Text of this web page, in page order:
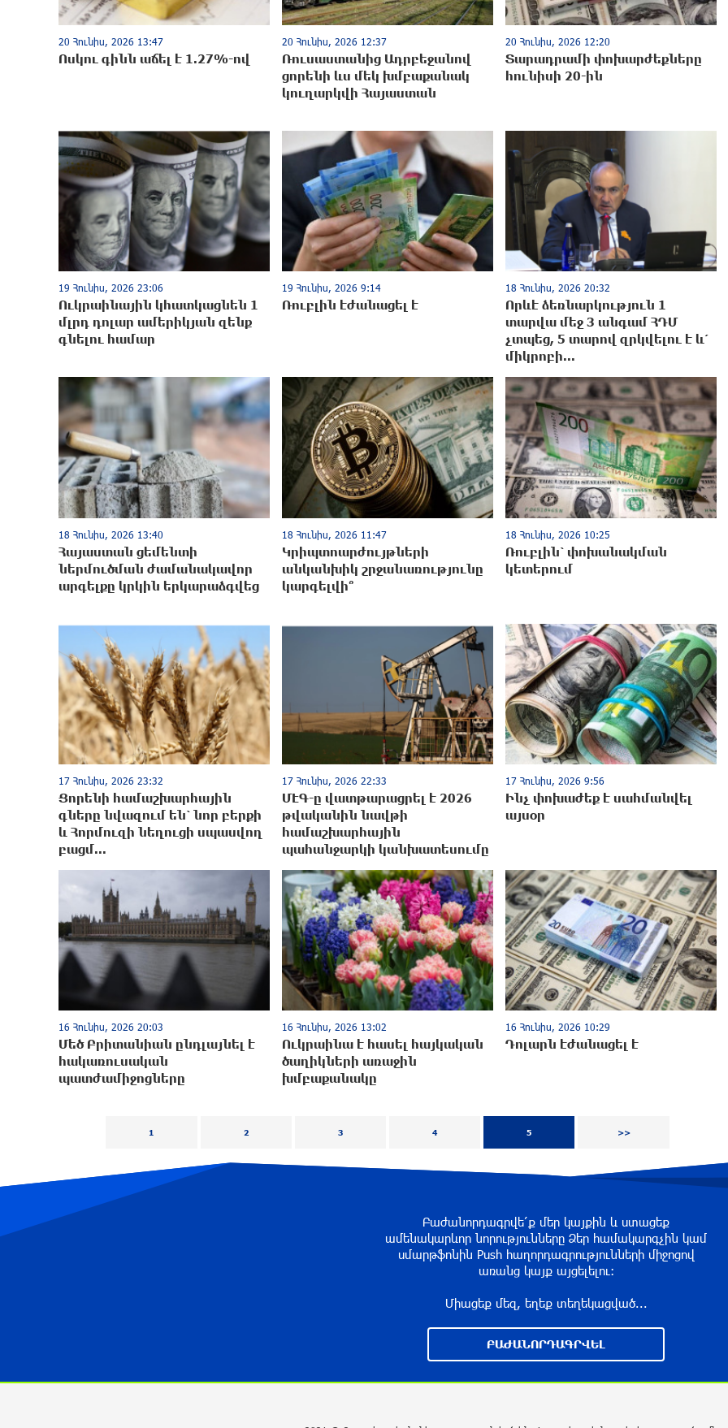
20 Հունիս, 2026 13:47
Ոսկու գինն աճել է 1.27%-ով
20 Հունիս, 2026 12:37
Ռուսաստանից Ադրբեջանով
ցորենի ևս մեկ խմբաքանակ
կուղարկվի Հայաստան
20 Հունիս, 2026 12:20
Տարադրամի փոխարժեքները
հունիսի 20-ին
19 Հունիս, 2026 23:06
Ուկրաինային կհատկացնեն 1
մլրդ դոլար ամերիկյան զենք
գնելու համար
19 Հունիս, 2026 9:14
Ռուբլին էժանացել է
18 Հունիս, 2026 20:32
Որևէ ձեռնարկություն 1
տարվա մեջ 3 անգամ ՀԴՄ
չտպեց, 5 տարով զրկվելու է և՛
միկրոբի...
18 Հունիս, 2026 13:40
Հայաստան ցեմենտի
ներմուծման ժամանակավոր
արգելքը կրկին երկարաձգվեց
18 Հունիս, 2026 11:47
Կրիպտոարժույթների
անկանխիկ շրջանառությունը
կարգելվի՞
18 Հունիս, 2026 10:25
Ռուբլին՝ փոխանակման
կետերում
17 Հունիս, 2026 23:32
Ցորենի համաշխարհային
գները նվազում են՝ նոր բերքի
և Հորմուզի նեղուցի սպասվող
բացմ...
17 Հունիս, 2026 22:33
ՄԷԳ-ը վատթարացրել է 2026
թվականին նավթի
համաշխարհային
պահանջարկի կանխատեսումը
17 Հունիս, 2026 9:56
Ինչ փոխաժեք է սահմանվել
այսօր
16 Հունիս, 2026 20:03
Մեծ Բրիտանիան ընդլայնել է
հակառուuական
պատժամիջnցները
16 Հունիս, 2026 13:02
Ուկրաինա է հասել հայկական
ծաղիկների առաջին
խմբաքանակը
16 Հունիս, 2026 10:29
Դոլարն էժանացել է
1 2 3 4 5 >>
Բաժանորդագրվե՛ք մեր կայքին և ստացեք
ամենակարևոր նորությունները Ձեր համակարգչին կամ
սմարթֆոնին Push հաղորդագրությունների միջոցով
առանց կայք այցելելու։
Միացեք մեզ, եղեք տեղեկացված...
ԲԱԺԱՆՈՐԴԱԳՐՎԵԼ